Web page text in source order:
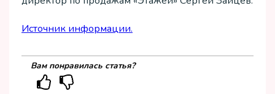
Источник информации.
Вам понравилась статья?